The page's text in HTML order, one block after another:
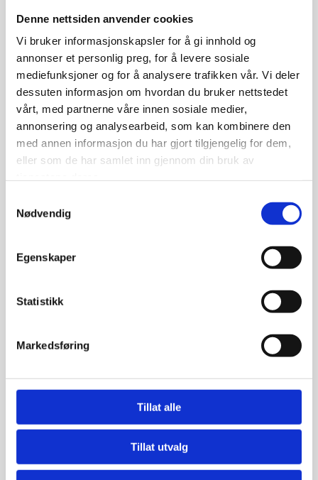
Denne nettsiden anvender cookies
Vi bruker informasjonskapsler for å gi innhold og
annonser et personlig preg, for å levere sosiale
mediefunksjoner og for å analysere trafikken vår. Vi deler
dessuten informasjon om hvordan du bruker nettstedet
vårt, med partnerne våre innen sosiale medier,
annonsering og analysearbeid, som kan kombinere den
med annen informasjon du har gjort tilgjengelig for dem,
eller som de har samlet inn gjennom din bruk av
Nødvendig
Egenskaper
Statistikk
Markedsføring
Tillat alle
Tillat utvalg
PENSJONISTSVØMMING
Bli med på pensjonistsvømming på Suldal Bad, måndagar 09.00 -
11.00.
Les mer
BABYPLASK PÅ SULDAL BAD